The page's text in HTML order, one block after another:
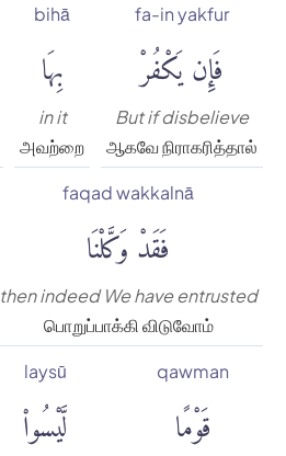
fa-in yakfur
فَإِن يَكْفُرْ
But if disbelieve
ஆகவே நிராகரித்தால்
bihā
بِهَا
in it
அவற்றை
faqad wakkalnā
فَقَدْ وَكَّلْنَا
then indeed We have entrusted
பொறுப்பாக்கி விடுவோம்
qawman
قَوْمًا
laysū
لَّيْسُوا۟